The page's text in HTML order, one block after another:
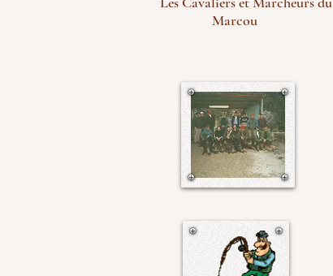
Marcou